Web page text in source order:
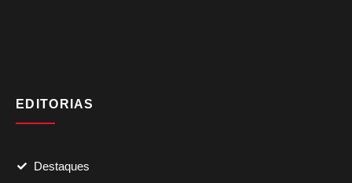
EDITORIAS
Destaques